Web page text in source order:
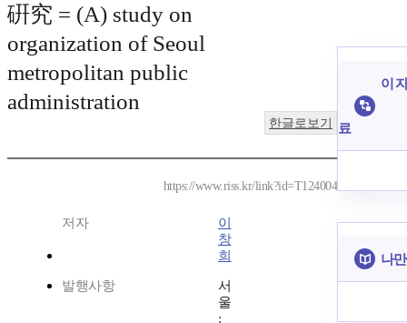
硏究 = (A) study on
organization of Seoul
metropolitan public
administration
한글로보기
https://www.riss.kr/link?id=T124004
저자
이
창
희
발행사항
서
울
:
이
료
나